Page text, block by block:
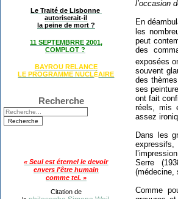
Le Traité de Lisbonne
autoriserait-il
la peine de mort ?
11 SEPTEMBRRE 2001,
COMPLOT ?
BAYROU RELANCE
LE PROGRAMME NUCLÉAIRE
Recherche
« Seul est éternel le devoir
envers l'être humain
comme tel. »
Citation de
l’occasion
En
les
peut
des
exposées
souvent
des
ses
ont fait
réels, mis
assez
Dans les
Serre
(médecine,
Comme